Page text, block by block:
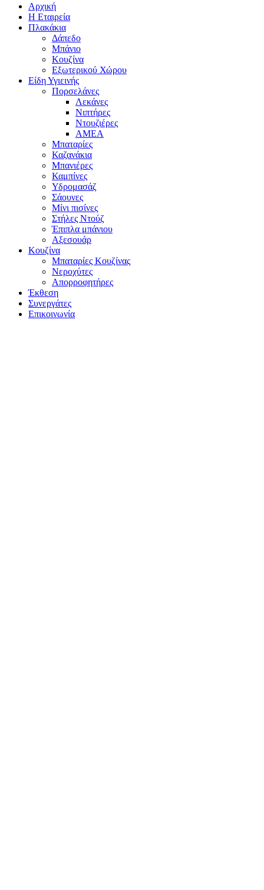
Αρχική
Η Εταιρεία
Πλακάκια
Δάπεδο
Μπάνιο
Κουζίνα
Εξωτερικού Χώρου
Είδη Υγιεινής
Πορσελάνες
Λεκάνες
Νιπτήρες
Ντουζιέρες
ΑΜΕΑ
Μπαταρίες
Καζανάκια
Μπανιέρες
Καμπίνες
Υδρομασάζ
Σάουνες
Μίνι πισίνες
Στήλες Ντούζ
Έπιπλα μπάνιου
Αξεσουάρ
Κουζίνα
Μπαταρίες Κουζίνας
Νεροχύτες
Απορροφητήρες
Έκθεση
Συνεργάτες
Επικοινωνία